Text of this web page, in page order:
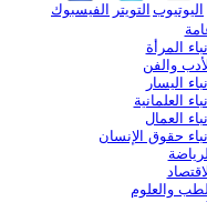
الفيسبوك التويتر اليوتيوب
المرأة
والفن
اليسار
العلمانية
العمال
حقوق الإنسان
والعلوم